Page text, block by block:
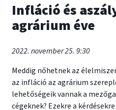
Infláció és
agrárium éve
2022. november 25. 9:30
Meddig nőhetnek az
az infláció az agrárium
lehetőségeik vannak a
cégeknek? Ezekre a